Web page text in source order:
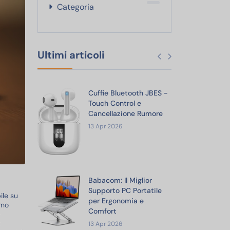
su
Categoria
Ultimi articoli
JBES -
e
Cuffie Bluetooth JBES -
Touch Control e
Cancellazione Rumore
13 Apr 2026
Babacom: Il Miglior
Supporto PC Portatile
per Ergonomia e
Comfort
13 Apr 2026